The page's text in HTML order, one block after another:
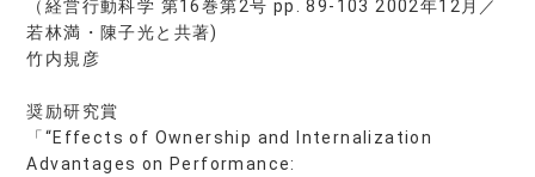
（経営行動科学 第16巻第2号 pp. 89-103 2002年12月／
若林満・陳子光と共著)
竹内規彦
奨励研究賞
「“Effects of Ownership and Internalization
Advantages on Performance: